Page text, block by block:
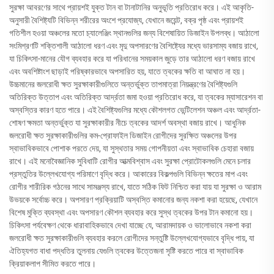
সুরক্ষা আবরণের সাথে প্রায়শই যুক্ত টান বা টানাটানির অনুভূতি প্রতিরোধ করে। এই আকৃতি-
অনুসারী বৈশিষ্ট্যটি বিভিন্ন শরীরের অংশে প্রযোজ্য, যেখানে জয়েন্ট, বক্র পৃষ্ঠ এবং প্রায়শই
গতিশীল হওয়া অঞ্চলের মতো চ্যালেঞ্জিং স্থানগুলির জন্য বিশেষায়িত ডিজাইন উপলব্ধ। আঠালো
সংমিশ্রণটি শক্তিশালী আঠালো ধরণ এবং মৃদু অপসারণের বৈশিষ্ট্যের মধ্যে ভারসাম্য বজায় রাখে,
যা চিকিৎসা-মানের যৌগ ব্যবহার করে যা পরিধানের সময়কাল জুড়ে তার আঠালো ধরণ বজায় রাখে
এবং অবশিষ্টাংশ ছাড়াই পরিষ্কারভাবে অপসারিত হয়, যাতে ত্বকের ক্ষতি বা আঘাত না হয়।
উচ্চমানের জলরোধী ক্ষত সুরক্ষাকারীগুলিতে অন্তর্ভুক্ত তাপমাত্রা নিয়ন্ত্রণের বৈশিষ্ট্যগুলি
অতিরিক্ত উত্তাপ এবং অতিরিক্ত আর্দ্রতা জমা হওয়া প্রতিরোধ করে, যা ত্বকের ম্যাসারেশন বা
অস্বস্তির কারণ হতে পারে। এই বৈশিষ্ট্যগুলির মধ্যে কৌশলগত ভেন্টিলেশন অঞ্চল এবং আর্দ্রতা-
শোষণ ক্ষমতা অন্তর্ভুক্ত যা সুরক্ষাকারীর নীচে ত্বকের আদর্শ অবস্থা বজায় রাখে। আধুনিক
জলরোধী ক্ষত সুরক্ষাকারীগুলির কম-প্রোফাইল ডিজাইন রোগীদের সুরক্ষিত অঞ্চলের উপর
স্বাভাবিকভাবে পোশাক পরতে দেয়, যা সুস্থতার সময় গোপনীয়তা এবং স্বাভাবিক চেহারা বজায়
রাখে। এই মনোবৈজ্ঞানিক সুবিধাটি রোগীর আত্মবিশ্বাস এবং সুরক্ষা প্রোটোকলগুলি মেনে চলার
প্রস্তুতির উল্লেখযোগ্য পরিমাণে বৃদ্ধি করে। আকারের বিকল্পগুলি বিভিন্ন ক্ষতের মাপ এবং
রোগীর শারীরিক গঠনের সাথে সামঞ্জস্য রাখে, যাতে সঠিক ফিট নিশ্চিত করা যায় যা সুরক্ষা ও আরাম
উভয়কে সর্বোচ্চ করে। অপসারণ প্রক্রিয়াটি অস্বস্তি কমানোর জন্য নকশা করা হয়েছে, যেখানে
বিশেষ মুক্তি ব্যবস্থা এবং অপসারণ কৌশল ব্যবহার করে সুস্থ ত্বকের উপর টান কমানো হয়।
চিকিৎসা পর্যবেক্ষণ থেকে ধারাবাহিকভাবে দেখা যাচ্ছে যে, আরামদায়ক ও ভালোভাবে নকশা করা
জলরোধী ক্ষত সুরক্ষাকারীগুলি ব্যবহার করলে রোগীদের সন্তুষ্টি উল্লেখযোগ্যভাবে বৃদ্ধি পায়, যা
ঐতিহ্যগত বাধা পদ্ধতির তুলনায় যেগুলি ত্বকের উত্তেজনা সৃষ্টি করতে পারে বা স্বাভাবিক
ক্রিয়াকলাপ সীমিত করতে পারে।